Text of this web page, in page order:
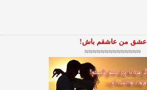
عشق من عاشقم باش!
≈≈≈≈≈≈≈≈≈≈≈≈≈≈